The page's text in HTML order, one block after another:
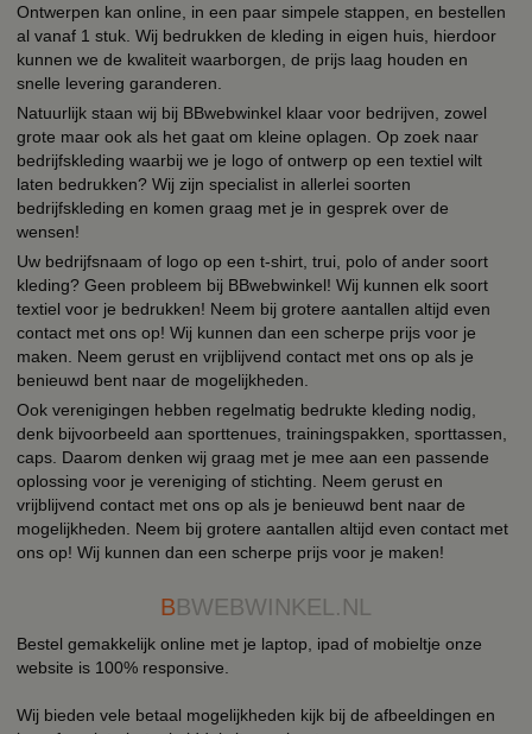
Ontwerpen kan online, in een paar simpele stappen, en bestellen
al vanaf 1 stuk. Wij bedrukken de kleding in eigen huis, hierdoor
kunnen we de kwaliteit waarborgen, de prijs laag houden en
snelle levering garanderen.
Natuurlijk staan wij bij BBwebwinkel klaar voor bedrijven, zowel
grote maar ook als het gaat om kleine oplagen. Op zoek naar
bedrijfskleding waarbij we je logo of ontwerp op een textiel wilt
laten bedrukken? Wij zijn specialist in allerlei soorten
bedrijfskleding en komen graag met je in gesprek over de
wensen!
Uw bedrijfsnaam of logo op een t-shirt, trui, polo of ander soort
kleding? Geen probleem bij BBwebwinkel! Wij kunnen elk soort
textiel voor je bedrukken! Neem bij grotere aantallen altijd even
contact met ons op! Wij kunnen dan een scherpe prijs voor je
maken. Neem gerust en vrijblijvend contact met ons op als je
benieuwd bent naar de mogelijkheden.
Ook verenigingen hebben regelmatig bedrukte kleding nodig,
denk bijvoorbeeld aan sporttenues, trainingspakken, sporttassen,
caps. Daarom denken wij graag met je mee aan een passende
oplossing voor je vereniging of stichting. Neem gerust en
vrijblijvend contact met ons op als je benieuwd bent naar de
mogelijkheden. Neem bij grotere aantallen altijd even contact met
ons op! Wij kunnen dan een scherpe prijs voor je maken!
BBWEBWINKEL.NL
Bestel gemakkelijk online met je laptop, ipad of mobieltje onze
website is 100% responsive.
Wij bieden vele betaal mogelijkheden kijk bij de afbeeldingen en